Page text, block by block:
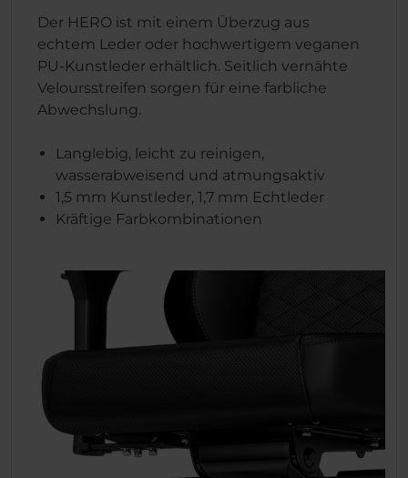
Der HERO ist mit einem Überzug aus
echtem Leder oder hochwertigem veganen
PU-Kunstleder erhältlich. Seitlich vernähte
Veloursstreifen sorgen für eine farbliche
Abwechslung.
Langlebig, leicht zu reinigen,
wasserabweisend und atmungsaktiv
1,5 mm Kunstleder, 1,7 mm Echtleder
Kräftige Farbkombinationen